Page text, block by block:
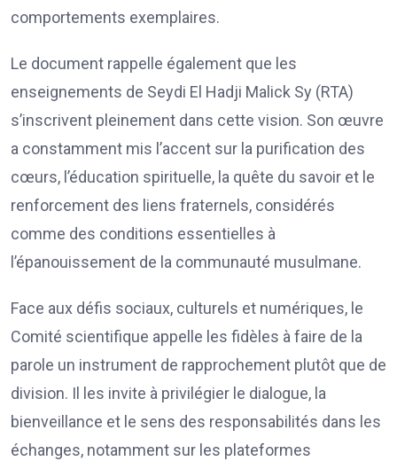
comportements exemplaires.
Le document rappelle également que les
enseignements de Seydi El Hadji Malick Sy (RTA)
s’inscrivent pleinement dans cette vision. Son œuvre
a constamment mis l’accent sur la purification des
cœurs, l’éducation spirituelle, la quête du savoir et le
renforcement des liens fraternels, considérés
comme des conditions essentielles à
l’épanouissement de la communauté musulmane.
Face aux défis sociaux, culturels et numériques, le
Comité scientifique appelle les fidèles à faire de la
parole un instrument de rapprochement plutôt que de
division. Il les invite à privilégier le dialogue, la
bienveillance et le sens des responsabilités dans les
échanges, notamment sur les plateformes